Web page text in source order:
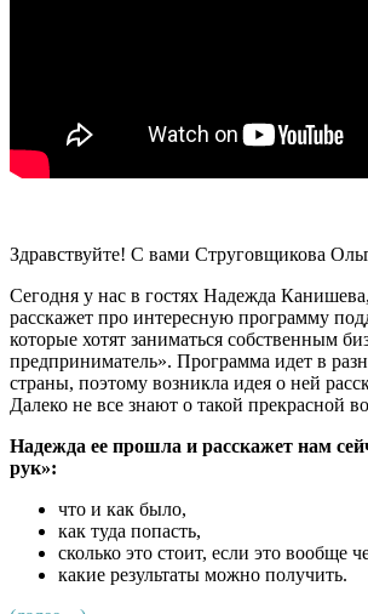
Здравствуйте! С вами Струговщикова
Сегодня у нас в гостях Надежда
расскажет про интересную программу
которые хотят заниматься собственным
предприниматель». Программа идет в
страны, поэтому возникла идея о ней
Далеко не все знают о такой прекрасной
Надежда ее прошла и расскажет нам
рук»:
что и как было,
как туда попасть,
сколько это стоит, если это вообще
какие результаты можно получить.